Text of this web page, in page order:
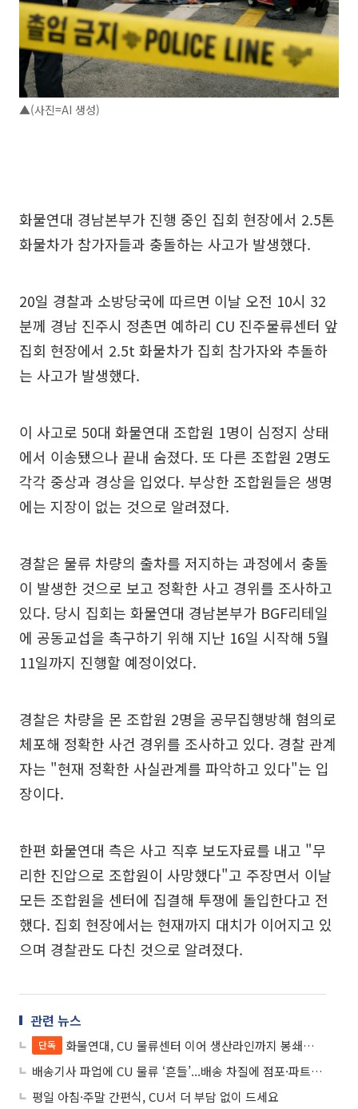
▲(사진=AI 생성)
화물연대 경남본부가 진행 중인 집회 현장에서 2.5톤
화물차가 참가자들과 충돌하는 사고가 발생했다.
20일 경찰과 소방당국에 따르면 이날 오전 10시 32
분께 경남 진주시 정촌면 예하리 CU 진주물류센터 앞
집회 현장에서 2.5t 화물차가 집회 참가자와 추돌하
는 사고가 발생했다.
이 사고로 50대 화물연대 조합원 1명이 심정지 상태
에서 이송됐으나 끝내 숨졌다. 또 다른 조합원 2명도
각각 중상과 경상을 입었다. 부상한 조합원들은 생명
에는 지장이 없는 것으로 알려졌다.
경찰은 물류 차량의 출차를 저지하는 과정에서 충돌
이 발생한 것으로 보고 정확한 사고 경위를 조사하고
있다. 당시 집회는 화물연대 경남본부가 BGF리테일
에 공동교섭을 촉구하기 위해 지난 16일 시작해 5월
11일까지 진행할 예정이었다.
경찰은 차량을 몬 조합원 2명을 공무집행방해 혐의로
체포해 정확한 사건 경위를 조사하고 있다. 경찰 관계
자는 "현재 정확한 사실관계를 파악하고 있다"는 입
장이다.
한편 화물연대 측은 사고 직후 보도자료를 내고 "무
리한 진압으로 조합원이 사망했다"고 주장면서 이날
모든 조합원을 센터에 집결해 투쟁에 돌입한다고 전
했다. 집회 현장에서는 현재까지 대치가 이어지고 있
으며 경찰관도 다친 것으로 알려졌다.
관련 뉴스
단독
화물연대, CU 물류센터 이어 생산라인까지 봉쇄…‘간편식 공급’ 올스톱
배송기사 파업에 CU 물류 ‘흔들’...배송 차질에 점포·파트너사 ‘비상’
평일 아침·주말 간편식, CU서 더 부담 없이 드세요